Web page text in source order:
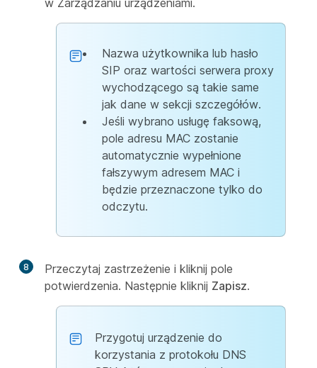
w Zarządzaniu urządzeniami.
Nazwa użytkownika lub hasło
SIP oraz wartości serwera proxy
wychodzącego są takie same
jak dane w sekcji szczegółów.
Jeśli wybrano usługę faksową,
pole adresu MAC zostanie
automatycznie wypełnione
fałszywym adresem MAC i
będzie przeznaczone tylko do
odczytu.
8
Przeczytaj zastrzeżenie i kliknij pole
potwierdzenia. Następnie kliknij Zapisz.
Przygotuj urządzenie do
korzystania z protokołu DNS